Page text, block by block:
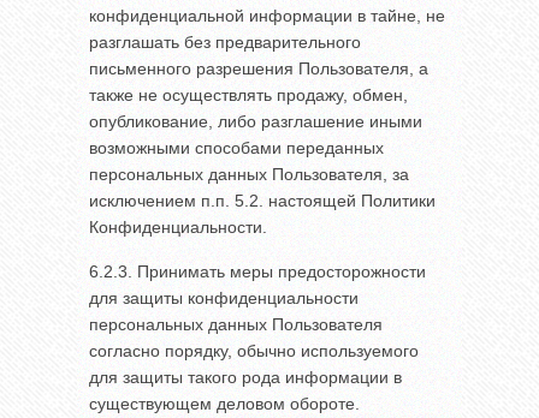
конфиденциальной информации в тайне, не
разглашать без предварительного
письменного разрешения Пользователя, а
также не осуществлять продажу, обмен,
опубликование, либо разглашение иными
возможными способами переданных
персональных данных Пользователя, за
исключением п.п. 5.2. настоящей Политики
Конфиденциальности.
6.2.3. Принимать меры предосторожности
для защиты конфиденциальности
персональных данных Пользователя
согласно порядку, обычно используемого
для защиты такого рода информации в
существующем деловом обороте.